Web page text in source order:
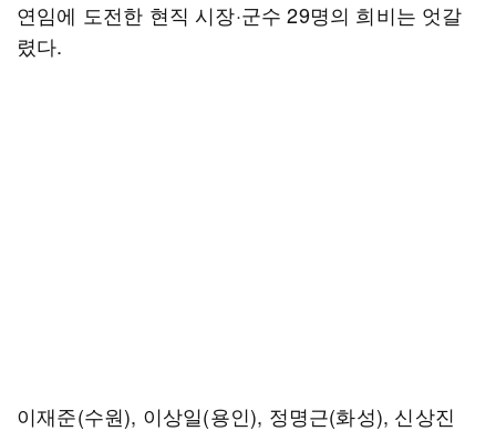
연임에 도전한 현직 시장·군수 29명의 희비는 엇갈
렸다.
이재준(수원), 이상일(용인), 정명근(화성), 신상진